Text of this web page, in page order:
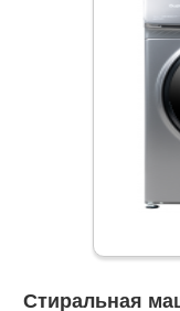
Стиральная